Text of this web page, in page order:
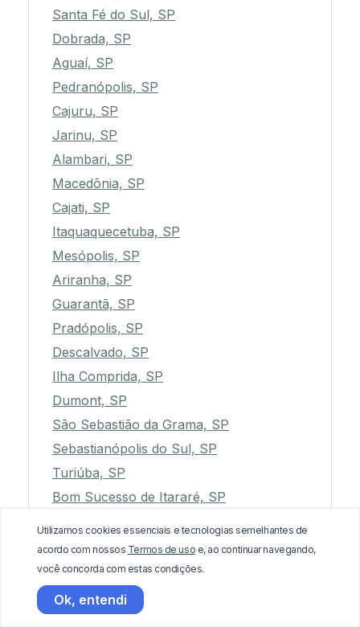
Santa Fé do Sul, SP
Dobrada, SP
Aguaí, SP
Pedranópolis, SP
Cajuru, SP
Jarinu, SP
Alambari, SP
Macedônia, SP
Cajati, SP
Itaquaquecetuba, SP
Mesópolis, SP
Ariranha, SP
Guarantã, SP
Pradópolis, SP
Descalvado, SP
Ilha Comprida, SP
Dumont, SP
São Sebastião da Grama, SP
Sebastianópolis do Sul, SP
Turiúba, SP
Bom Sucesso de Itararé, SP
Garça, SP
Santa Mercedes, SP
Itapeva, SP
Osasco, SP
Utilizamos cookies essenciais e tecnologias semelhantes de
acordo com nossos Termos de uso e, ao continuar navegando,
você concorda com estas condições.
Ok, entendi